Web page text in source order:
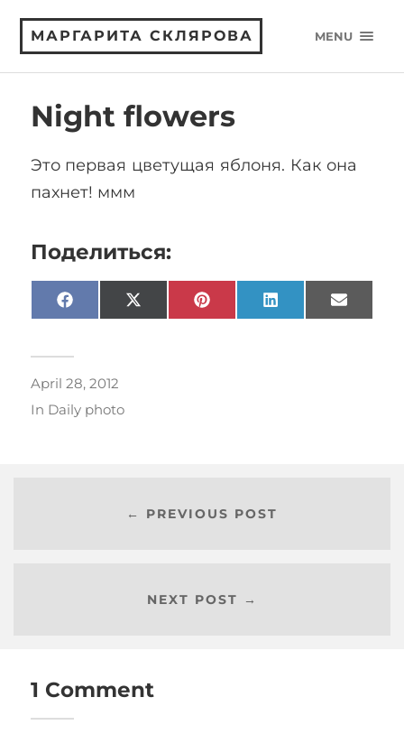
МАРГАРИТА СКЛЯРОВА MENU
Night flowers
Это первая цветущая яблоня. Как она
пахнет! ммм
Поделиться:
Facebook X
(Twitter)
Pinterest LinkedIn Email
April 28, 2012
In Daily photo
← PREVIOUS POST
NEXT POST →
1 Comment